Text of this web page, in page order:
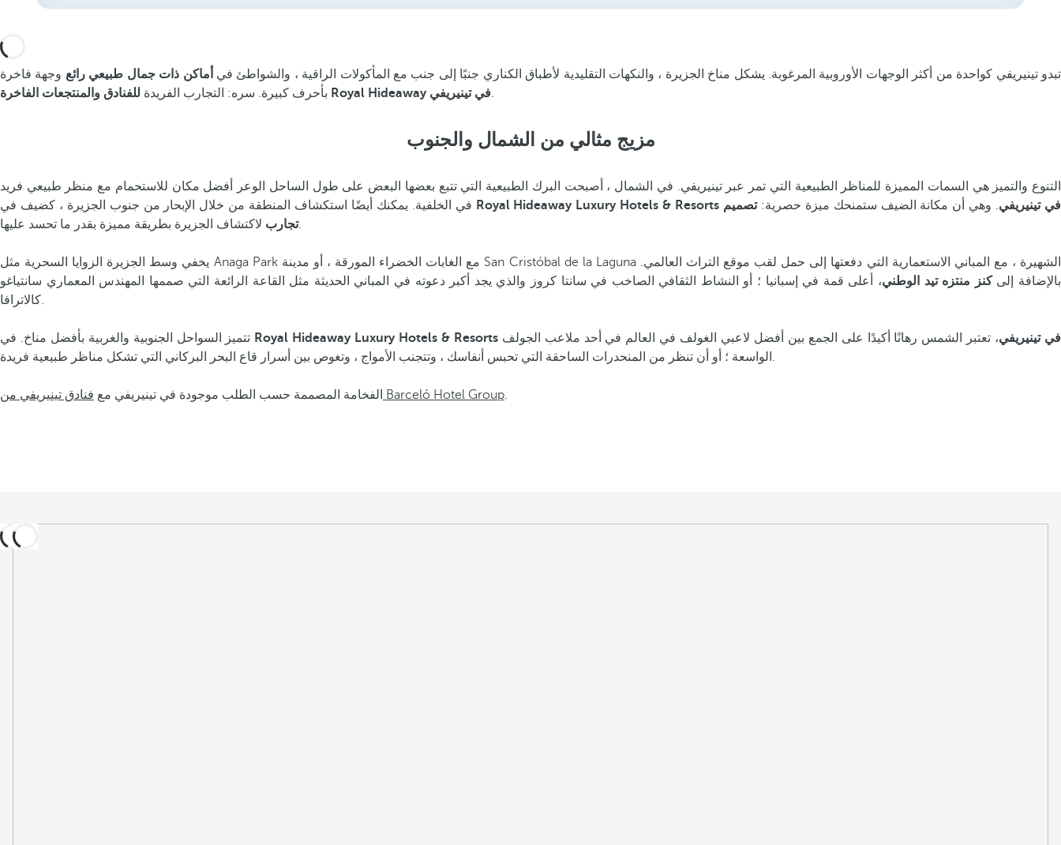
تبدو تينيريفي كواحدة من أكثر الوجهات الأوروبية المرغوبة. يشكل مناخ الجزيرة ، والنكهات التقليدية لأطباق الكناري جنبًا إلى جنب مع المأكولات الراقية ، والشواطئ في أماكن ذات جمال طبيعي رائع وجهة فاخرة
بأحرف كبيرة. سره: التجارب الفريدة
للفنادق والمنتجعات الفاخرة Royal Hideaway في تينيريفي.
مزيج مثالي من الشمال والجنوب
التنوع والتميز هي السمات المميزة للمناظر الطبيعية التي تمر عبر تينيريفي. في الشمال ، أصبحت البرك الطبيعية التي تتبع بعضها البعض على طول الساحل الوعر أفضل مكان للاستحمام مع منظر طبيعي فريد
Royal Hideaway Luxury Hotels & Resorts في تينيريفي. وهي أن مكانة الضيف ستمنحك ميزة حصرية:تصميم
تجاربلاكتشاف الجزيرة بطريقة مميزة بقدر ما تحسد عليها.
يخفي وسط الجزيرة الزوايا السحرية مثل Anaga Park مع الغابات الخضراء المورقة ، أو مدينة San Cristóbal de la Laguna الشهيرة ، مع المباني الاستعمارية التي دفعتها إلى حمل لقب موقع التراث العالمي.
بالإضافة إلىكنز منتزه تيد الوطني، أعلى قمة في إسبانيا ؛ أو النشاط الثقافي الصاخب في سانتا كروز والذي يجد أكبر دعوته في المباني الحديثة مثل القاعة الرائعة التي صممها المهندس المعماري سانتياغو
كالاترافا.
Royal Hideaway Luxury Hotels & Resorts في تينيريفي، تعتبر الشمس رهانًا أكيدًا على الجمع بين أفضل لاعبي الغولف في العالم في أحد ملاعب الجولف
الواسعة ؛ أو أن تنظر من المنحدرات الساحقة التي تحبس أنفاسك ، وتتجنب الأمواج ، وتغوص بين أسرار قاع البحر البركاني التي تشكل مناظر طبيعية فريدة.
الفخامة المصممة حسب الطلب موجودة في تينيريفي مع فنادق تينيريفي من Barceló Hotel Group.